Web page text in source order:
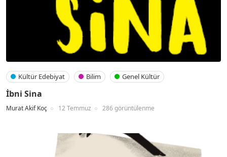
Kültür Edebiyat Bilim Genel Kültür
İbni Sina
Murat Akif Koç 12 Temmuz 286 görüntülenme